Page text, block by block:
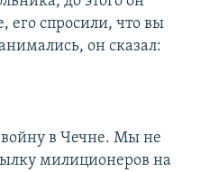
его спросили, что вы
он сказал:
в Чечне. Мы не
милиционеров на